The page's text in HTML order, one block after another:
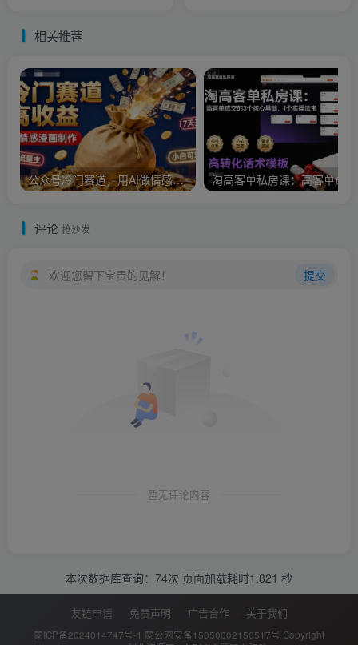
相关推荐
公众号冷门赛道，用AI做情感漫画，7天开通流量主，操作简单，小白可玩
评论 抢沙发
欢迎您留下宝贵的见解！ 提交
暂无评论内容
本次数据库查询：74次 页面加载耗时1.821 秒
友链申请 免责声明 广告合作 关于我们
蒙ICP备2024014747号-1 蒙公网安备15050002150517号 Copyright